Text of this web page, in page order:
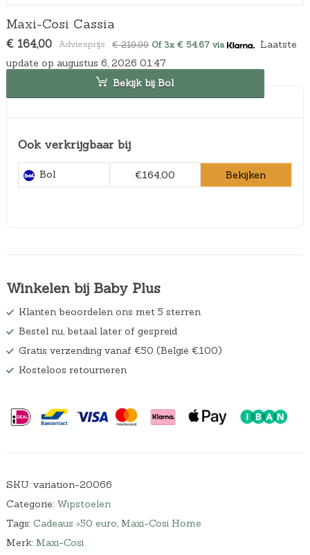
Maxi-Cosi Cassia
€ 219,99O
o
r
s
p
e
l
i
s
w
a
s
:
€
9
€ 164,00
H
u
i
d
i
i
j
s
,
0
0
.
Of 3x € 54.67 via
Laatste
update op augustus 6, 2026 01:47
Bekijk bij Bol
Ook verkrijgbaar bij
Bol €164,00 Bekijken
Winkelen bij Baby Plus
Klanten beoordelen ons met 5 sterren
Bestel nu, betaal later of gespreid
Gratis verzending vanaf €50 (België €100)
Kosteloos retourneren
SKU: variation-20066
Categorie: Wipstoelen
Tags: Cadeaus >50 euro, Maxi-Cosi Home
Merk: Maxi-Cosi